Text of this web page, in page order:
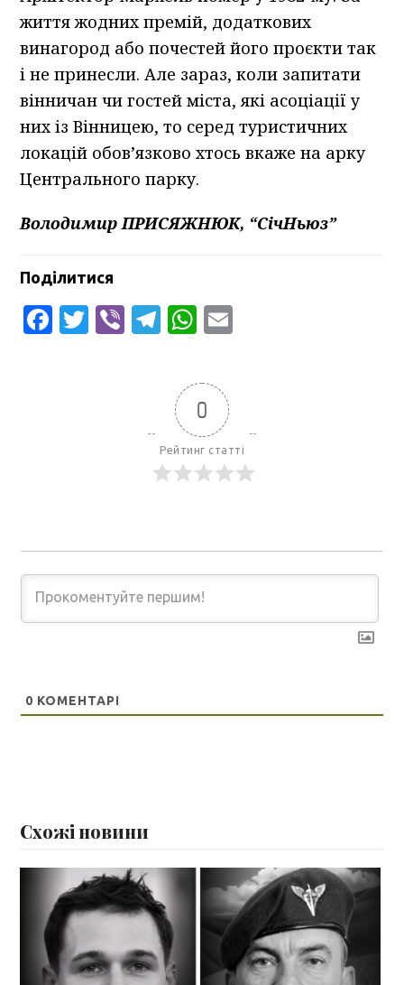
життя жодних премій, додаткових
винагород або почестей його проєкти так
і не принесли. Але зараз, коли запитати
вінничан чи гостей міста, які асоціації у
них із Вінницею, то серед туристичних
локацій обов’язково хтось вкаже на арку
Центрального парку.
Володимир ПРИСЯЖНЮК, “СічНьюз”
Поділитися
Facebook
Twitter
ViberTelegram
WhatsApp
0
Рейтинг статті
0 КОМЕНТАРІ
Схожі новини